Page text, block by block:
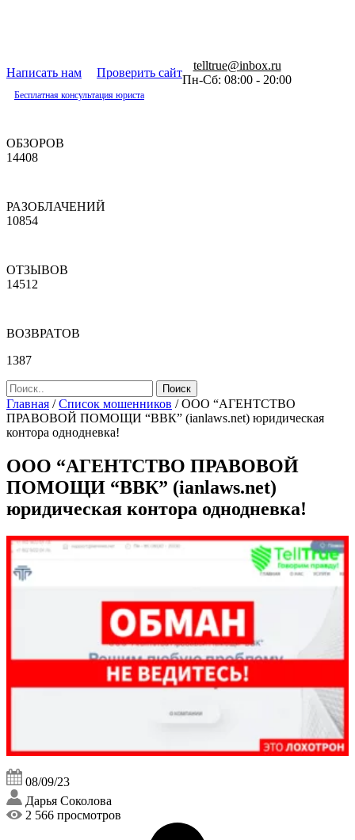
Написать нам Проверить сайт
telltrue@inbox.ru
Пн-Сб: 08:00 - 20:00
Бесплатная консультация юриста
ОБЗОРОВ
14408
РАЗОБЛАЧЕНИЙ
10854
ОТЗЫВОВ
14512
ВОЗВРАТОВ
1387
Главная /Список мошенников /ООО “АГЕНТСТВО
ПРАВОВОЙ ПОМОЩИ “ВВК” (ianlaws.net) юридическая
контора однодневка!
ООО “АГЕНТСТВО ПРАВОВОЙ
ПОМОЩИ “ВВК” (ianlaws.net)
юридическая контора однодневка!
08/09/23
Дарья Соколова
2 566 просмотров